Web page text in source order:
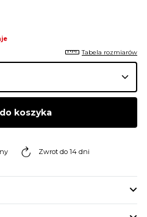
Tabela rozmiarów
koszyka
Zwrot do 14 dni